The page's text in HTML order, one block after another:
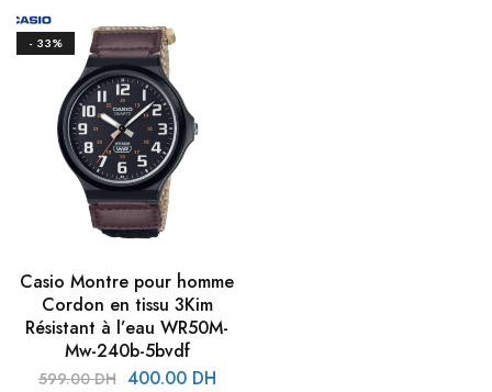
- 33%
Casio Montre pour homme
Cordon en tissu 3Kim
Résistant à l’eau WR50M-
Mw-240b-5bvdf
599.00DH 400.00 DH